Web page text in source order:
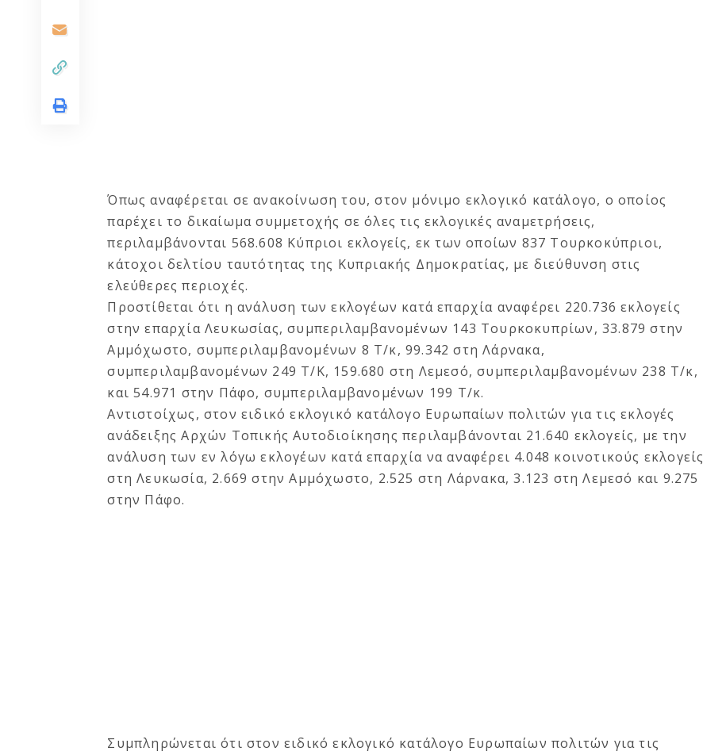
Όπως αναφέρεται σε ανακοίνωση του, στον μόνιμο εκλογικό κατάλογο, ο οποίος
παρέχει το δικαίωμα συμμετοχής σε όλες τις εκλογικές αναμετρήσεις,
περιλαμβάνονται 568.608 Κύπριοι εκλογείς, εκ των οποίων 837 Τουρκοκύπριοι,
κάτοχοι δελτίου ταυτότητας της Κυπριακής Δημοκρατίας, με διεύθυνση στις
ελεύθερες περιοχές.
Προστίθεται ότι η ανάλυση των εκλογέων κατά επαρχία αναφέρει 220.736 εκλογείς
στην επαρχία Λευκωσίας, συμπεριλαμβανομένων 143 Τουρκοκυπρίων, 33.879 στην
Αμμόχωστο, συμπεριλαμβανομένων 8 Τ/κ, 99.342 στη Λάρνακα,
συμπεριλαμβανομένων 249 Τ/Κ, 159.680 στη Λεμεσό, συμπεριλαμβανομένων 238 Τ/κ,
και 54.971 στην Πάφο, συμπεριλαμβανομένων 199 Τ/κ.
Αντιστοίχως, στον ειδικό εκλογικό κατάλογο Ευρωπαίων πολιτών για τις εκλογές
ανάδειξης Αρχών Τοπικής Αυτοδιοίκησης περιλαμβάνονται 21.640 εκλογείς, με την
ανάλυση των εν λόγω εκλογέων κατά επαρχία να αναφέρει 4.048 κοινοτικούς εκλογείς
στη Λευκωσία, 2.669 στην Αμμόχωστο, 2.525 στη Λάρνακα, 3.123 στη Λεμεσό και 9.275
στην Πάφο.
Συμπληρώνεται ότι στον ειδικό εκλογικό κατάλογο Ευρωπαίων πολιτών για τις